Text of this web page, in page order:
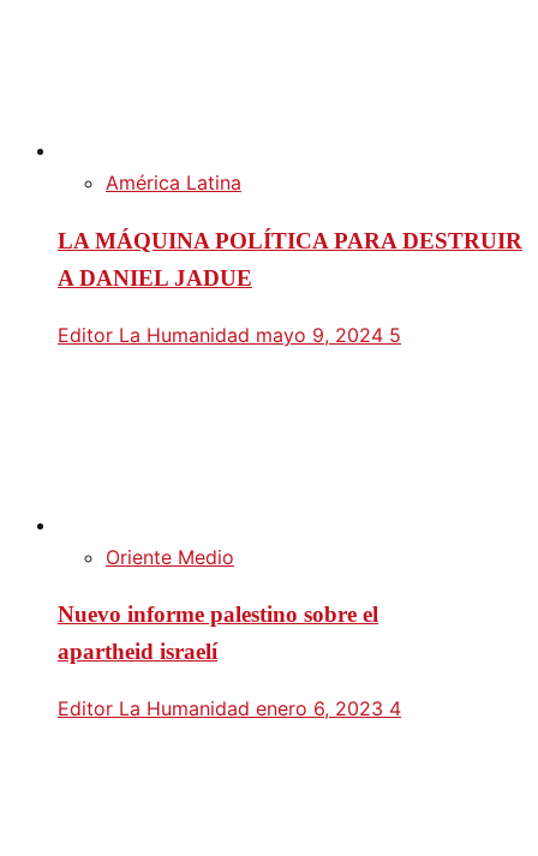
América Latina
LA MÁQUINA POLÍTICA PARA DESTRUIR
A DANIEL JADUE
Editor La Humanidad mayo 9, 2024 5
Oriente Medio
Nuevo informe palestino sobre el
apartheid israelí
Editor La Humanidad enero 6, 2023 4